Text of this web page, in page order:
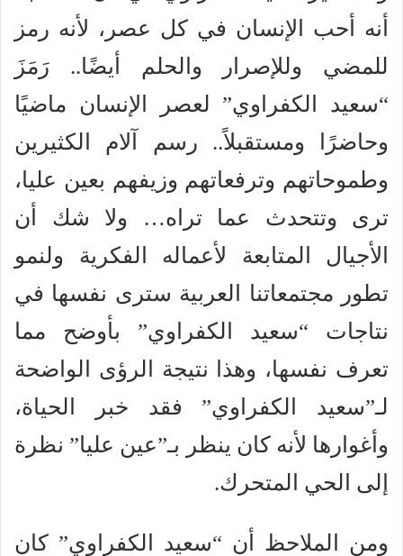
أنه أحب الإنسان في كل عصر، لأنه رمز
للمضي وللإصرار والحلم أيضًا.. رَمَزَ
“سعيد الكفراوي” لعصر الإنسان ماضيًا
وحاضرًا ومستقبلاً.. رسم آلام الكثيرين
وطموحاتهم وترفعاتهم وزيفهم بعين عليا،
ترى وتتحدث عما تراه… ولا شك أن
الأجيال المتابعة لأعماله الفكرية ولنمو
تطور مجتمعاتنا العربية سترى نفسها في
نتاجات “سعيد الكفراوي” بأوضح مما
تعرف نفسها، وهذا نتيجة الرؤى الواضحة
لـ”سعيد الكفراوي” فقد خبر الحياة،
وأغوارها لأنه كان ينظر بـ”عين عليا” نظرة
إلى الحي المتحرك.
ومن الملاحظ أن “سعيد الكفراوي” كان